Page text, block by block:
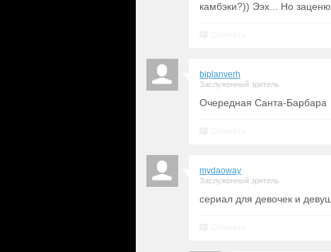
камбэки?)) Ээх... Но
biplanverh
Заслуженный зритель
Очередная Санта-Барбара
mydaoway
Заслуженный зритель
сериал для девочек и